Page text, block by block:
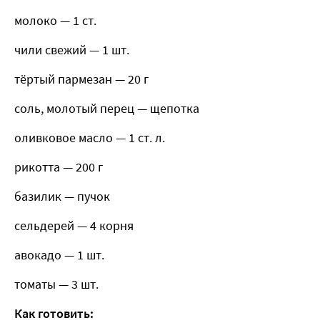
молоко — 1 ст.
чили свежий — 1 шт.
тёртый пармезан — 20 г
соль, молотый перец — щепотка
оливковое масло — 1 ст. л.
рикотта — 200 г
базилик — пучок
сельдерей — 4 корня
авокадо — 1 шт.
томаты — 3 шт.
Как готовить: